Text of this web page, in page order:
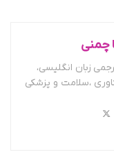
چمنی
زبان انگلیسی،
،سلامت و پزشکی